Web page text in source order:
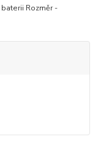
Rozměr -